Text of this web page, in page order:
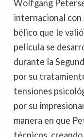
Wolfgang
internacional con
bélico que le
película se
durante la
por su
tensiones
por su
manera en que